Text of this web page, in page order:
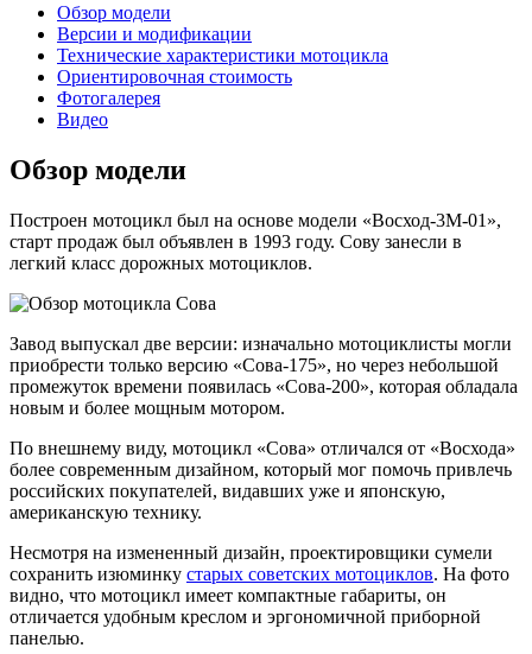
Обзор модели
Версии и модификации
Технические характеристики мотоцикла
Ориентировочная стоимость
Фотогалерея
Видео
Обзор модели
Построен мотоцикл был на основе модели «Восход-3М-01»,
старт продаж был объявлен в 1993 году. Сову занесли в
легкий класс дорожных мотоциклов.
Завод выпускал две версии: изначально мотоциклисты могли
приобрести только версию «Сова-175», но через небольшой
промежуток времени появилась «Сова-200», которая обладала
новым и более мощным мотором.
По внешнему виду, мотоцикл «Сова» отличался от «Восхода»
более современным дизайном, который мог помочь привлечь
российских покупателей, видавших уже и японскую,
американскую технику.
Несмотря на измененный дизайн, проектировщики сумели
сохранить изюминку старых советских мотоциклов. На фото
видно, что мотоцикл имеет компактные габариты, он
отличается удобным креслом и эргономичной приборной
панелью.